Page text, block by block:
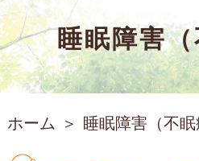
睡眠障害（
ホーム 睡眠障害（不眠